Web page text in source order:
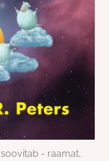
- raamat,